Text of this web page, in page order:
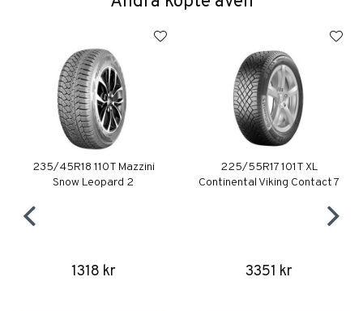
235/45R18 110T Mazzini
Snow Leopard 2
1318 kr
225/55R17 101T XL
Continental Viking Contact 7
3351 kr